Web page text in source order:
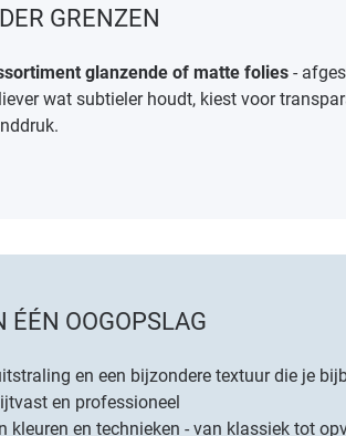
GRENZEN
glanzende of matte folies -
wat subtieler houdt, kiest voor
ÉÉN OOGOPSLAG
en een bijzondere textuur die je
en professioneel
kleuren en technieken - van klassiek tot